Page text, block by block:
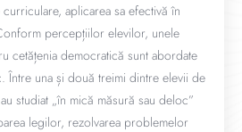
aplicarea sa efectivă în
percepțiilor elevilor, unele
cetățenia democratică sunt abordate
Între una și două treimi dintre elevii de
studiat „în mică măsură sau deloc”
legilor, rezolvarea problemelor